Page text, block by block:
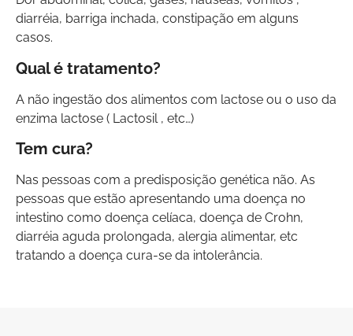
diarréia, barriga inchada, constipação em alguns
casos.
Qual é tratamento?
A não ingestão dos alimentos com lactose ou o uso da
enzima lactose ( Lactosil , etc…)
Tem cura?
Nas pessoas com a predisposição genética não. As
pessoas que estão apresentando uma doença no
intestino como doença celíaca, doença de Crohn,
diarréia aguda prolongada, alergia alimentar, etc
tratando a doença cura-se da intolerância.